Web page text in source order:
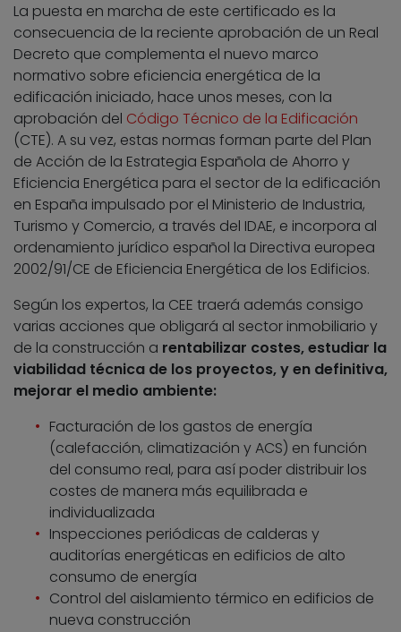
La puesta en marcha de este certificado es la
consecuencia de la reciente aprobación de un Real
Decreto que complementa el nuevo marco
normativo sobre eficiencia energética de la
edificación iniciado, hace unos meses, con la
aprobación del Código Técnico de la Edificación
(CTE). A su vez, estas normas forman parte del Plan
de Acción de la Estrategia Española de Ahorro y
Eficiencia Energética para el sector de la edificación
en España impulsado por el Ministerio de Industria,
Turismo y Comercio, a través del IDAE, e incorpora al
ordenamiento jurídico español la Directiva europea
2002/91/CE de Eficiencia Energética de los Edificios.
Según los expertos, la CEE traerá además consigo
varias acciones que obligará al sector inmobiliario y
de la construcción a rentabilizar costes, estudiar la
viabilidad técnica de los proyectos, y en definitiva,
mejorar el medio ambiente:
Facturación de los gastos de energía
(calefacción, climatización y ACS) en función
del consumo real, para así poder distribuir los
costes de manera más equilibrada e
individualizada
Inspecciones periódicas de calderas y
auditorías energéticas en edificios de alto
consumo de energía
Control del aislamiento térmico en edificios de
nueva construcción